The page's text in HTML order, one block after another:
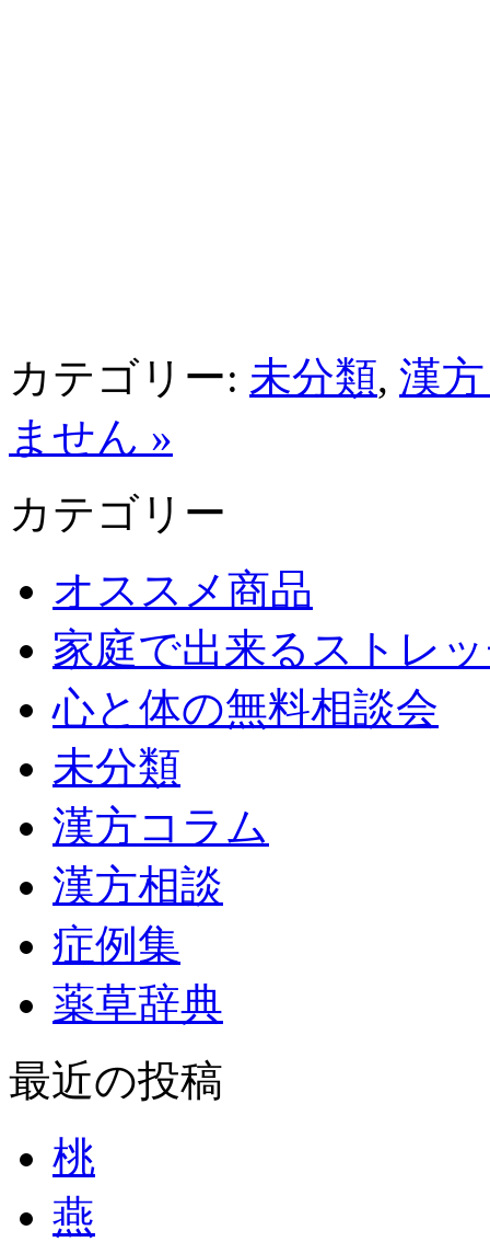
カテゴリー: 未分類, 漢
ません »
カテゴリー
オススメ商品
家庭で出来るストレ
心と体の無料相談会
未分類
漢方コラム
漢方相談
症例集
薬草辞典
最近の投稿
桃
燕